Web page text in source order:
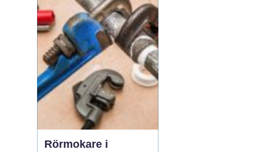
uppvärmningskostnad
med hög komfort och
lägre klimatpåverkan. En
pelletskamin ger snabb,
jämn värm...
Rörmokare i